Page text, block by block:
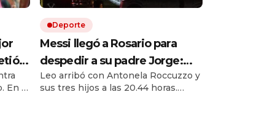
En la
Deporte
Messi llegó a Rosario para
despedir a su padre Jorge:
una ciudad abraza al ídolo en
el día más triste de su vida
Leo arribó con Antonela Roccuzzo y
sus tres hijos a las 20.44 horas.